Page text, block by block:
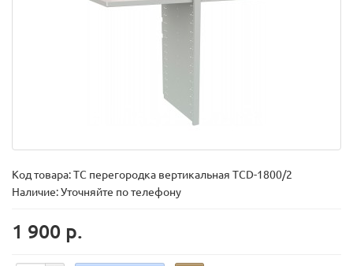
Код товара:TC перегородка вертикальная TCD-1800/2
Наличие: Уточняйте по телефону
1 900 р.